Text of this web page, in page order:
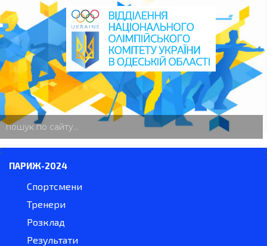
пошук
по
ПАРИЖ-2024
Спортсмени
Тренери
Розклад
Результати